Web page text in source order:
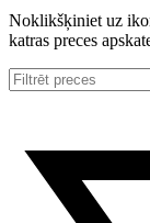
Noklikšķiniet uz
katras preces